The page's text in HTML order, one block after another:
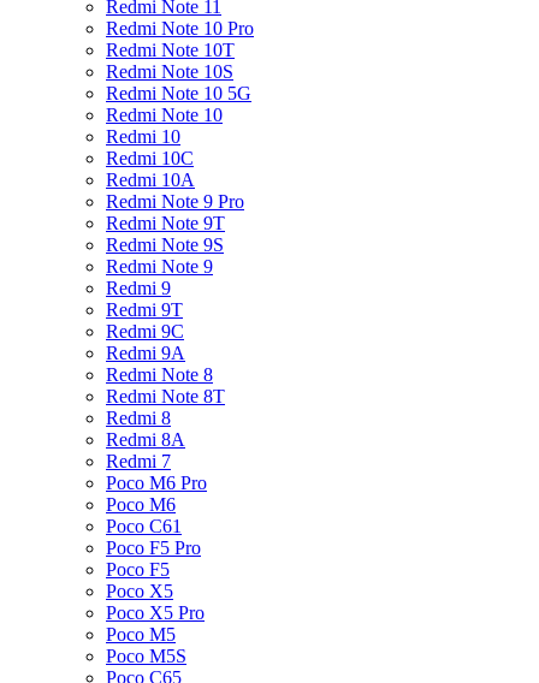
Redmi Note 11
Redmi Note 10 Pro
Redmi Note 10T
Redmi Note 10S
Redmi Note 10 5G
Redmi Note 10
Redmi 10
Redmi 10C
Redmi 10A
Redmi Note 9 Pro
Redmi Note 9T
Redmi Note 9S
Redmi Note 9
Redmi 9
Redmi 9T
Redmi 9C
Redmi 9A
Redmi Note 8
Redmi Note 8T
Redmi 8
Redmi 8A
Redmi 7
Poco M6 Pro
Poco M6
Poco C61
Poco F5 Pro
Poco F5
Poco X5
Poco X5 Pro
Poco M5
Poco M5S
Poco C65